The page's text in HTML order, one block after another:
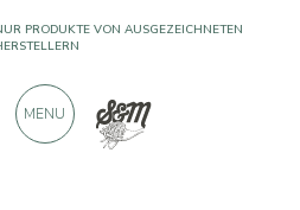
PRODUKTE VON AUSGEZEICHNETEN
900 POSITIVE BEWERTUNGEN
MENU